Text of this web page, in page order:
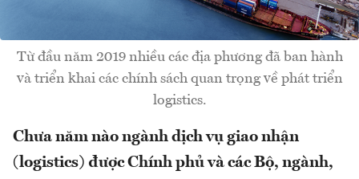
Từ đầu năm 2019 nhiều các địa phương đã ban hành
và triển khai các chính sách quan trọng về phát triển
logistics.
Chưa năm nào ngành dịch vụ giao nhận
(logistics) được Chính phủ và các Bộ, ngành,